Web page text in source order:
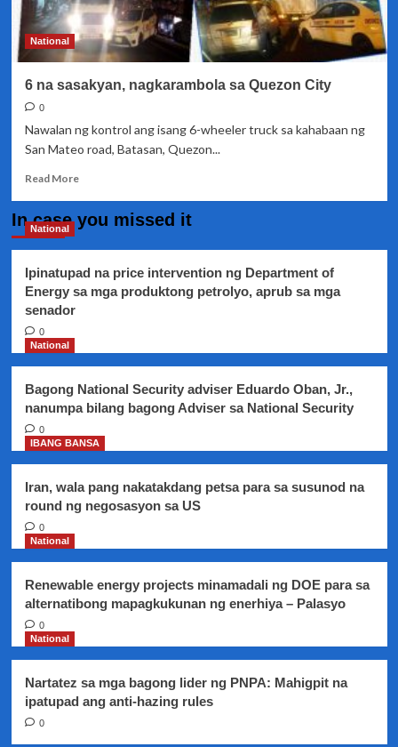
National
6 na sasakyan, nagkarambola sa Quezon City
0
Nawalan ng kontrol ang isang 6-wheeler truck sa kahabaan ng
San Mateo road, Batasan, Quezon...
Read MoreRead
6
nagkarambola
sa
In case you missed it
National
Ipinatupad na price intervention ng Department of
Energy sa mga produktong petrolyo, aprub sa mga
senador
0
National
Bagong National Security adviser Eduardo Oban, Jr.,
nanumpa bilang bagong Adviser sa National Security
0
IBANG BANSA
Iran, wala pang nakatakdang petsa para sa susunod na
round ng negosasyon sa US
0
National
Renewable energy projects minamadali ng DOE para sa
alternatibong mapagkukunan ng enerhiya – Palasyo
0
National
Nartatez sa mga bagong lider ng PNPA: Mahigpit na
ipatupad ang anti-hazing rules
0